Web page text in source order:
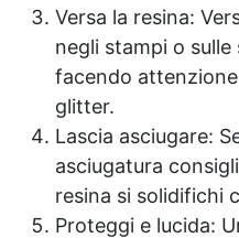
Versa la resina:
negli stampi o
facendo
glitter.
Lascia asciugare:
asciugatura
resina si solidifichi
Proteggi e lucida: